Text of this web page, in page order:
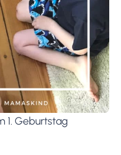
1. Geburtstag